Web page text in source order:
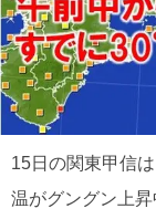
15日の関東甲信
温がグングン上